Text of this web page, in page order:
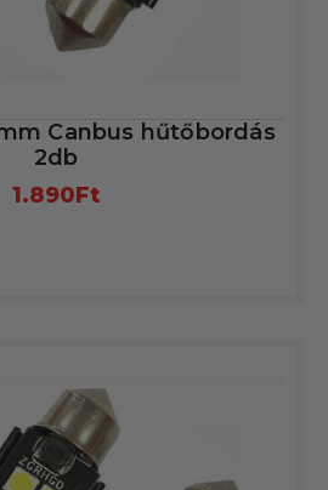
Canbus hűtőbordás
2db
1.890Ft